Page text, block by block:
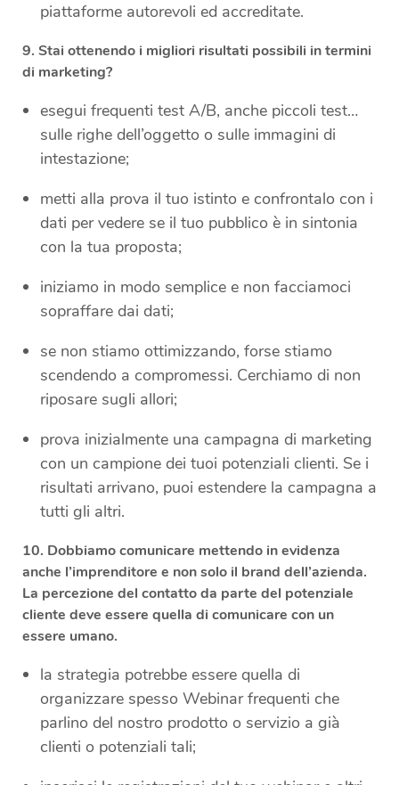
piattaforme autorevoli ed accreditate.
9. Stai ottenendo i migliori risultati possibili in termini
di marketing?
esegui frequenti test A/B, anche piccoli test…
sulle righe dell’oggetto o sulle immagini di
intestazione;
metti alla prova il tuo istinto e confrontalo con i
dati per vedere se il tuo pubblico è in sintonia
con la tua proposta;
iniziamo in modo semplice e non facciamoci
sopraffare dai dati;
se non stiamo ottimizzando, forse stiamo
scendendo a compromessi. Cerchiamo di non
riposare sugli allori;
prova inizialmente una campagna di marketing
con un campione dei tuoi potenziali clienti. Se i
risultati arrivano, puoi estendere la campagna a
tutti gli altri.
10. Dobbiamo comunicare mettendo in evidenza
anche l’imprenditore e non solo il brand dell’azienda.
La percezione del contatto da parte del potenziale
cliente deve essere quella di comunicare con un
essere umano.
la strategia potrebbe essere quella di
organizzare spesso Webinar frequenti che
parlino del nostro prodotto o servizio a già
clienti o potenziali tali;